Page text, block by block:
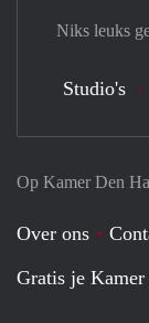
Op Kamer Den
Over ons
Gratis je Kamer
Niks leuks
Studio's